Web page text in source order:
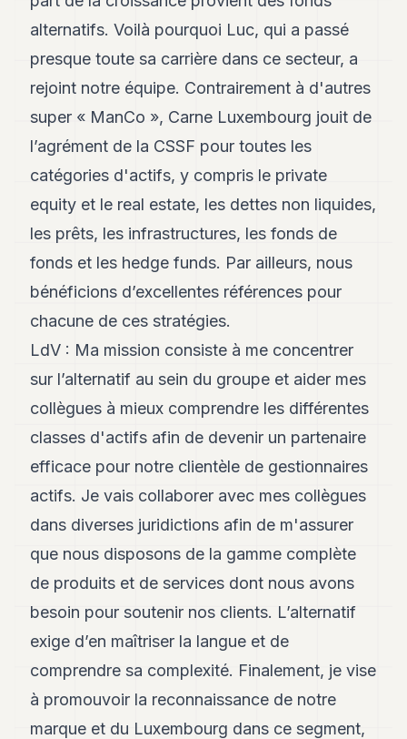
alternatifs. Voilà pourquoi Luc, qui a passé
presque toute sa carrière dans ce secteur, a
rejoint notre équipe. Contrairement à d'autres
super « ManCo », Carne Luxembourg jouit de
l’agrément de la CSSF pour toutes les
catégories d'actifs, y compris le private
equity et le real estate, les dettes non liquides,
les prêts, les infrastructures, les fonds de
fonds et les hedge funds. Par ailleurs, nous
bénéficions d’excellentes références pour
chacune de ces stratégies.
LdV : Ma mission consiste à me concentrer
sur l’alternatif au sein du groupe et aider mes
collègues à mieux comprendre les différentes
classes d'actifs afin de devenir un partenaire
efficace pour notre clientèle de gestionnaires
actifs. Je vais collaborer avec mes collègues
dans diverses juridictions afin de m'assurer
que nous disposons de la gamme complète
de produits et de services dont nous avons
besoin pour soutenir nos clients. L’alternatif
exige d’en maîtriser la langue et de
comprendre sa complexité. Finalement, je vise
à promouvoir la reconnaissance de notre
marque et du Luxembourg dans ce segment,